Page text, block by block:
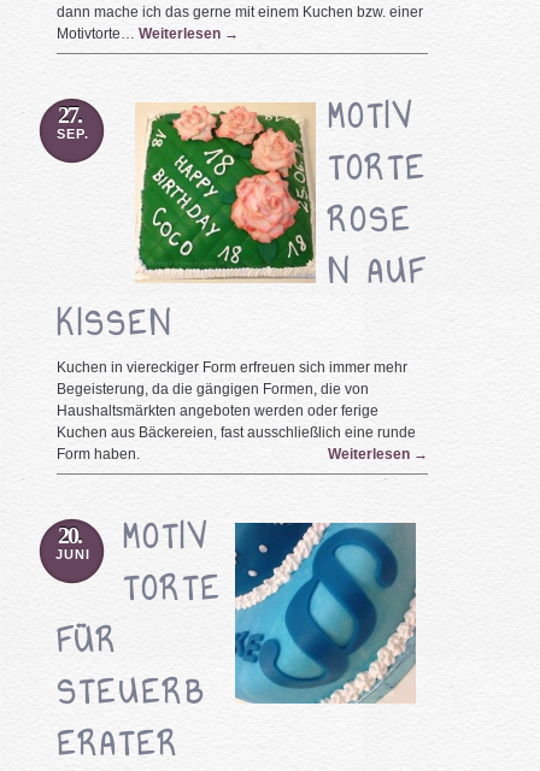
dann mache ich das gerne mit einem Kuchen bzw. einer
Motivtorte…Weiterlesen →
27.
SEP.
MOTIV
TORTE
ROSE
N AUF
KISSEN
Kuchen in viereckiger Form erfreuen sich immer mehr
Begeisterung, da die gängigen Formen, die von
Haushaltsmärkten angeboten werden oder ferige
Kuchen aus Bäckereien, fast ausschließlich eine runde
Form haben.
Weiterlesen →
20.
JUNI
MOTIV
TORTE
FÜR
STEUERB
ERATER